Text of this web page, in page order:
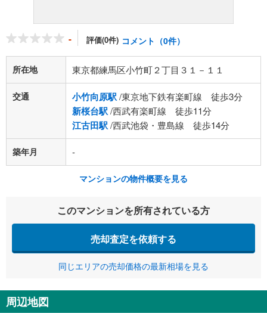
- 評価(0件) コメント（0件）
所在地 東京都練馬区小竹町２丁目３１－１１
交通 小竹向原駅/東京地下鉄有楽町線 徒歩3分
新桜台駅/西武有楽町線 徒歩11分
江古田駅/西武池袋・豊島線 徒歩14分
築年月 -
マンションの物件概要を見る
このマンションを所有されている方
売却査定を依頼する
同じエリアの売却価格の最新相場を見る
周辺地図